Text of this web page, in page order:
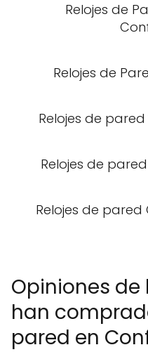
Relojes de
Relojes de
Relojes de
Relojes de
Relojes de
Opiniones
han
pared en